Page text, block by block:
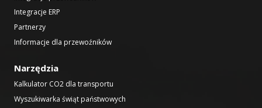
Integracje ERP
Partnerzy
Informacje dla przewoźników
Narzędzia
Kalkulator CO2 dla transportu
Wyszukiwarka świąt państwowych